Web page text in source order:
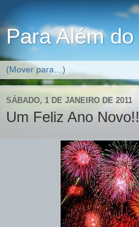
Para Além
SÁBADO, 1 DE JANEIRO DE 2011
Um Feliz Ano